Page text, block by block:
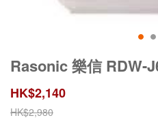
Rasonic 樂信 RDW-
HK$2,140
HK$2,980